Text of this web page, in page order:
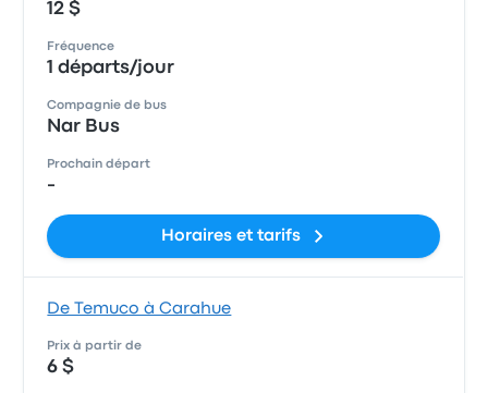
12 $
Fréquence
1 départs/jour
Compagnie de bus
Nar Bus
Prochain départ
-
Horaires et tarifs
De Temuco à Carahue
Prix à partir de
6 $